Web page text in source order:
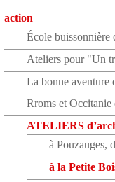
action
École buissonnière
Ateliers pour "Un
La bonne
Rroms et Occitanie
ATELIERS
à Pouzauges,
à la Petite